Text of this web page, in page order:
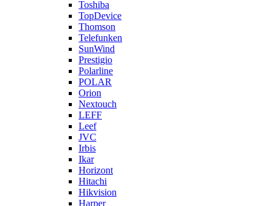
Toshiba
TopDevice
Thomson
Telefunken
SunWind
Prestigio
Polarline
POLAR
Orion
Nextouch
LEFF
Leef
JVC
Irbis
Ikar
Horizont
Hitachi
Hikvision
Harper